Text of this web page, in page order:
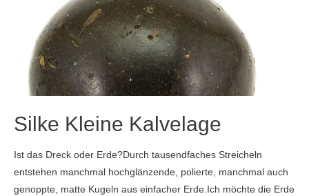
Silke Kleine Kalvelage
Ist das Dreck oder Erde?Durch tausendfaches Streicheln
entstehen manchmal hochglänzende, polierte, manchmal auch
genoppte, matte Kugeln aus einfacher Erde.Ich möchte die Erde